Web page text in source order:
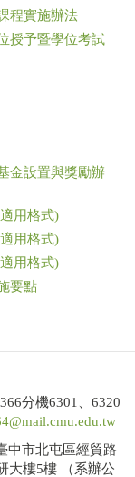
程實施辦法
授予暨學位考試
金設置與獎勵辦
用格式)
用格式)
用格式)
要點
分機6301、6320
中市北屯區經貿路
大樓5樓 （系辦公